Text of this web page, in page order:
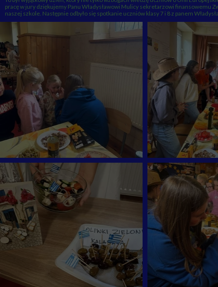
pracę w jury dziękujemy Panu Władysławowi Mulicy sekretarzowi finansowemu
naszej szkole. Następnie odbyło się spotkanie uczniów klasy 7 i 8 z panem